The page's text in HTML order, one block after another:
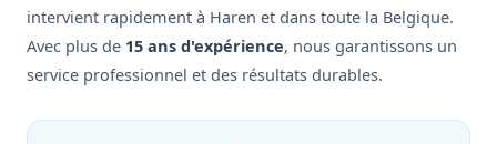
intervient rapidement à Haren et dans toute la Belgique.
Avec plus de 15 ans d'expérience, nous garantissons un
service professionnel et des résultats durables.